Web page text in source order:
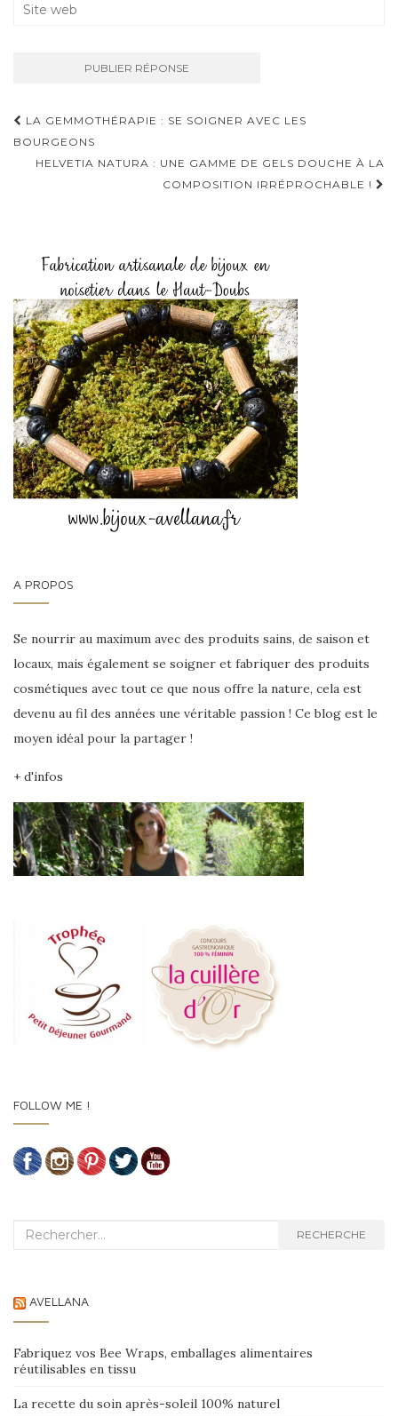
Navigation D'article
LA GEMMOTHÉRAPIE : SE SOIGNER AVEC LES
BOURGEONS
HELVETIA NATURA : UNE GAMME DE GELS DOUCHE À LA
COMPOSITION IRRÉPROCHABLE !
A PROPOS
Se nourrir au maximum avec des produits sains, de saison et
locaux, mais également se soigner et fabriquer des produits
cosmétiques avec tout ce que nous offre la nature, cela est
devenu au fil des années une véritable passion ! Ce blog est le
moyen idéal pour la partager !
+ d'infos
FOLLOW ME !
Recherche : RECHERCHE
AVELLANA
Fabriquez vos Bee Wraps, emballages alimentaires
réutilisables en tissu
La recette du soin après-soleil 100% naturel